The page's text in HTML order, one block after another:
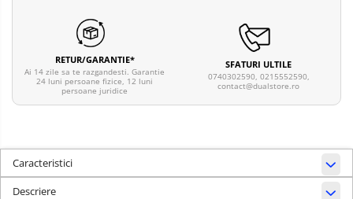
RETUR/GARANTIE*
Ai 14 zile sa te razgandesti. Garantie
24 luni persoane fizice, 12 luni
persoane juridice
SFATURI ULTILE
0740302590, 0215552590,
contact@dualstore.ro
Caracteristici
Descriere